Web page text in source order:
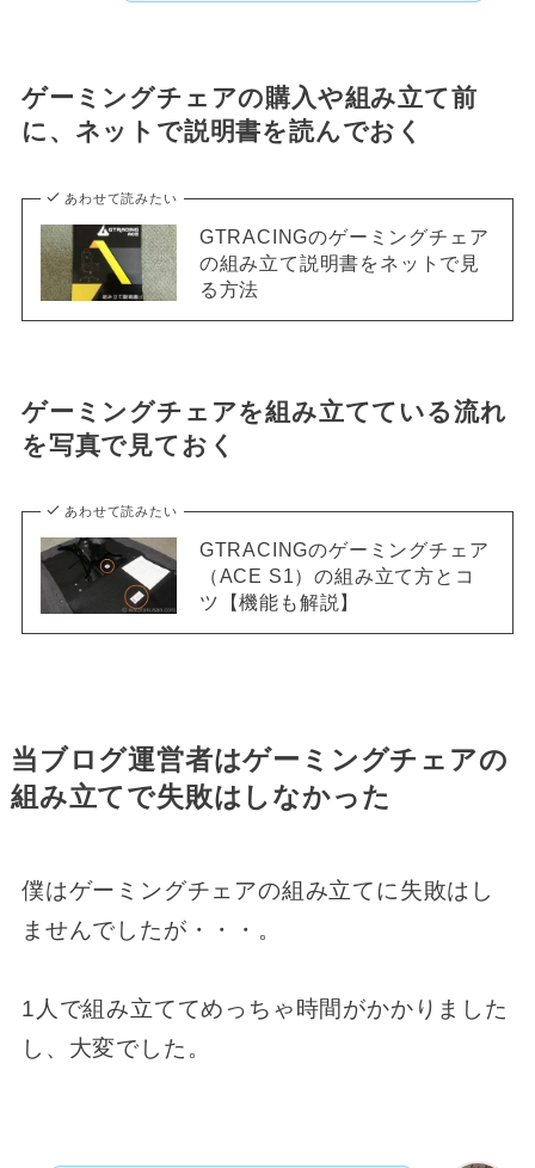
ゲーミングチェアの購入や組み立て前
に、ネットで説明書を読んでおく
あわせて読みたい
GTRACINGのゲーミングチェア
の組み立て説明書をネットで見
る方法
ゲーミングチェアを組み立てている流れ
を写真で見ておく
あわせて読みたい
GTRACINGのゲーミングチェア
（ACE S1）の組み立て方とコ
ツ【機能も解説】
当ブログ運営者はゲーミングチェアの
組み立てで失敗はしなかった
僕はゲーミングチェアの組み立てに失敗はし
ませんでしたが・・・。
1人で組み立ててめっちゃ時間がかかりました
し、大変でした。